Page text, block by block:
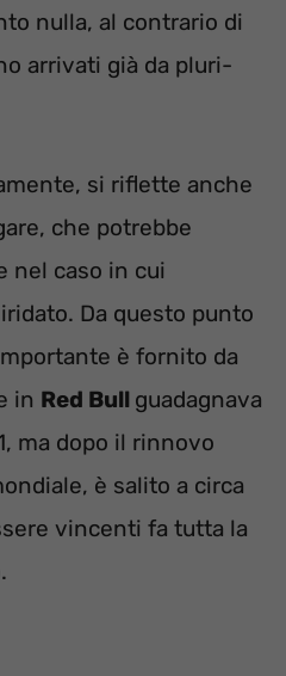
nulla, al contrario di
arrivati già da pluri-
si riflette anche
che potrebbe
nel caso in cui
Da questo punto
è fornito da
in Red Bull guadagnava
ma dopo il rinnovo
è salito a circa
vincenti fa tutta la